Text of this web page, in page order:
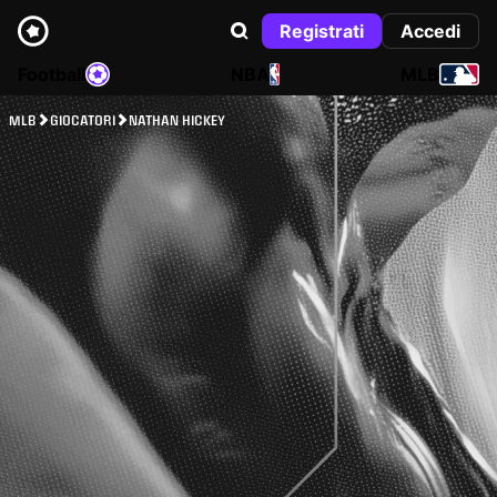
Registrati
Accedi
NBA
MLB GIOCATORI NATHAN HICKEY